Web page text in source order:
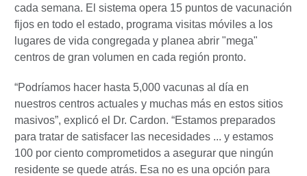
cada semana. El sistema opera 15 puntos de vacunación
fijos en todo el estado, programa visitas móviles a los
lugares de vida congregada y planea abrir "mega"
centros de gran volumen en cada región pronto.
“Podríamos hacer hasta 5,000 vacunas al día en
nuestros centros actuales y muchas más en estos sitios
masivos”, explicó el Dr. Cardon. “Estamos preparados
para tratar de satisfacer las necesidades ... y estamos
100 por ciento comprometidos a asegurar que ningún
residente se quede atrás. Esa no es una opción para